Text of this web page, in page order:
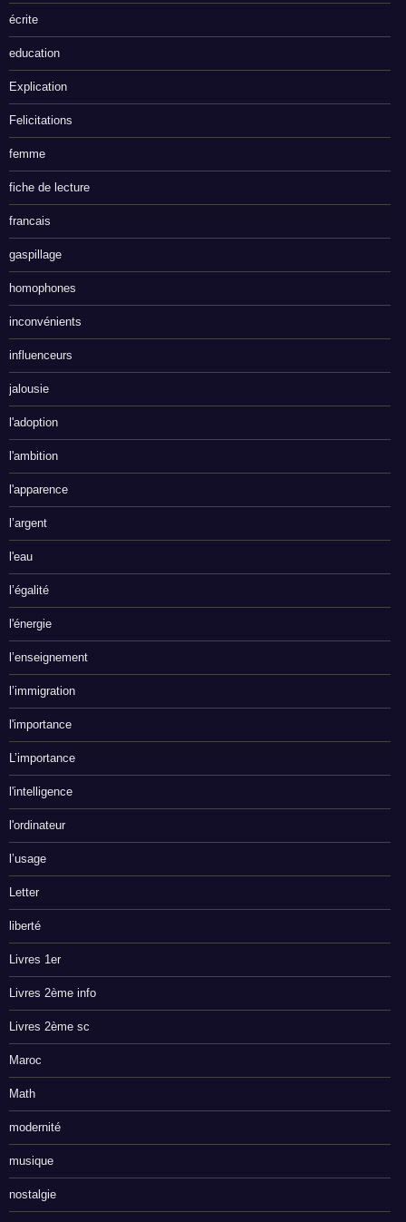
écrite
education
Explication
Felicitations
femme
fiche de lecture
francais
gaspillage
homophones
inconvénients
influenceurs
jalousie
l'adoption
l'ambition
l'apparence
l’argent
l'eau
l’égalité
l'énergie
l’enseignement
l’immigration
l'importance
L’importance
l'intelligence
l'ordinateur
l’usage
Letter
liberté
Livres 1er
Livres 2ème info
Livres 2ème sc
Maroc
Math
modernité
musique
nostalgie